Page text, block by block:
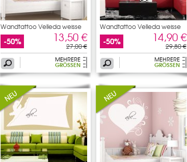
Wandtattoo Velleda weisse
-50% 13,50 €
27,00 €
MEHRERE
GRÖSSEN
Wandtattoo Velleda weisse
-50% 14,90 €
29,80 €
MEHRERE
GRÖSSEN